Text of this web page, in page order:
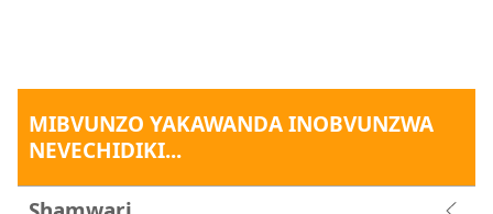
MIBVUNZO YAKAWANDA INOBVUNZWA
NEVECHIDIKI...